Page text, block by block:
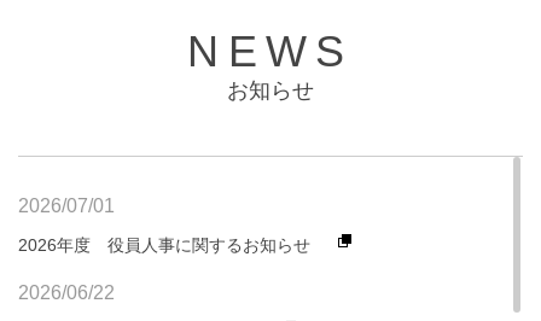
NEWS
お知らせ
2026/07/01
2026年度 役員人事に関するお知らせ
2026/06/22